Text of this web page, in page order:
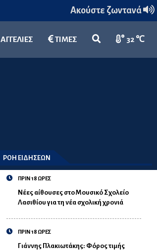
Ακούστε ζωντανά
ΑΓΓΕΛΙΕΣ ΤΙΜΕΣ 32 ℃
ΡΟΗ ΕΙΔΗΣΕΩΝ
ΠΡΙΝ 18 ΩΡΕΣ
Νέες αίθουσες στο Μουσικό Σχολείο
Λασιθίου για τη νέα σχολική χρονιά
ΠΡΙΝ 18 ΩΡΕΣ
Γιάννης Πλακιωτάκης: Φόρος τιμής